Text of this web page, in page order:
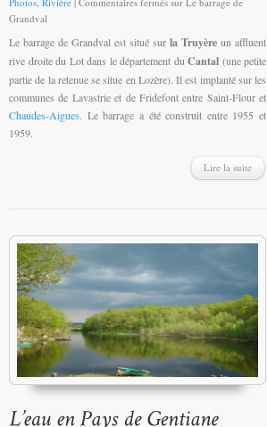
Grandval
Le barrage de Grandval est situé sur la Truyère un affluent
rive droite du Lot dans le département duCantal (une petite
partie de la retenue se situe en Lozère). Il est implanté sur les
communes de Lavastrie et de Fridefont entre Saint-Flour et
Chaudes-Aigues. Le barrage a été construit entre 1955 et
1959.
Lire la suite